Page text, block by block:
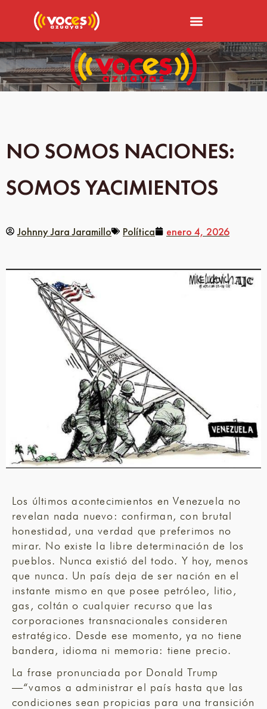
NO SOMOS NACIONES:
SOMOS YACIMIENTOS
Johnny Jara Jaramillo Política enero 4, 2026
Los últimos acontecimientos en Venezuela no
revelan nada nuevo: confirman, con brutal
honestidad, una verdad que preferimos no
mirar. No existe la libre determinación de los
pueblos. Nunca existió del todo. Y hoy, menos
que nunca. Un país deja de ser nación en el
instante mismo en que posee petróleo, litio,
gas, coltán o cualquier recurso que las
corporaciones transnacionales consideren
estratégico. Desde ese momento, ya no tiene
bandera, idioma ni memoria: tiene precio.
La frase pronunciada por Donald Trump
—“vamos a administrar el país hasta que las
condiciones sean propicias para una transición